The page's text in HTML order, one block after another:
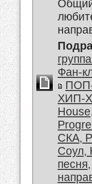
Фан-
ХИП-
House
СКА,
Соул,
песня,